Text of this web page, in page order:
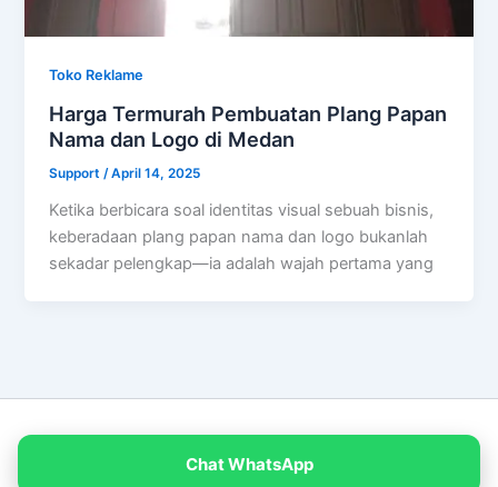
Toko Reklame
Harga Termurah Pembuatan Plang Papan
Nama dan Logo di Medan
Support /April 14, 2025
Ketika berbicara soal identitas visual sebuah bisnis,
keberadaan plang papan nama dan logo bukanlah
sekadar pelengkap—ia adalah wajah pertama yang
Chat WhatsApp